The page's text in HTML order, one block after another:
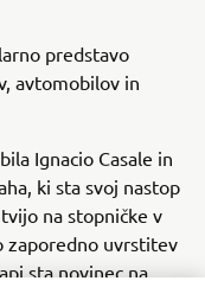
predstavo
avtomobilov in
Ignacio Casale in
ki sta svoj nastop
na stopničke v
zaporedno uvrstitev
sta novinec na